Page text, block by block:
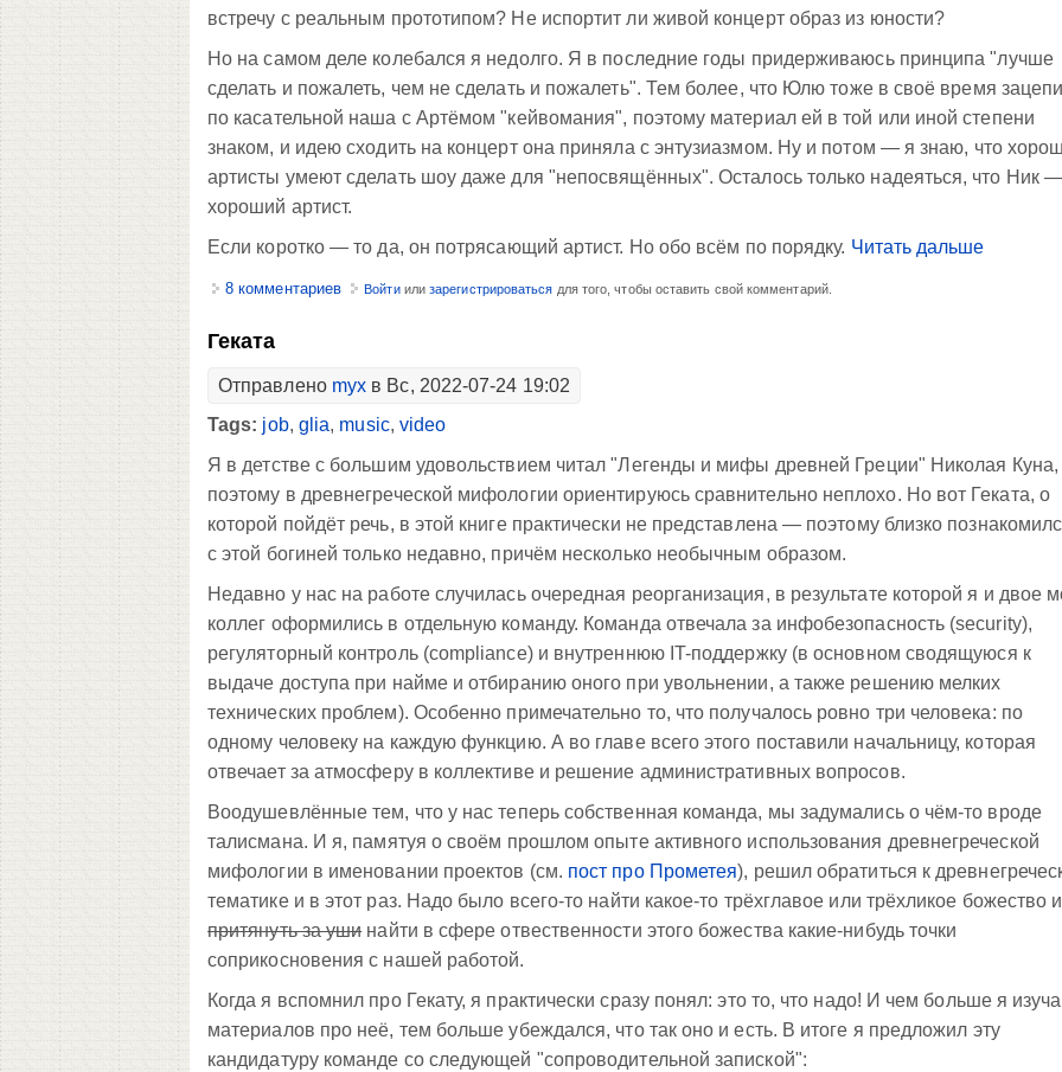
встречу с реальным прототипом? Не испортит ли живой концерт образ из юности?
Но на самом деле колебался я недолго. Я в последние годы придерживаюсь принципа "лучше
сделать и пожалеть, чем не сделать и пожалеть". Тем более, что Юлю тоже в своё время
по касательной наша с Артёмом "кейвомания", поэтому материал ей в той или иной степени
знаком, и идею сходить на концерт она приняла с энтузиазмом. Ну и потом — я знаю, что
артисты умеют сделать шоу даже для "непосвящённых". Осталось только надеяться, что Ник
хороший артист.
Если коротко — то да, он потрясающий артист. Но обо всём по порядку. Читать дальше
8 комментариев Войтиилизарегистрироваться для того, чтобы оставить свой комментарий.
Геката
Отправлено myx в Вс, 2022-07-24 19:02
Tags: job, glia, music, video
Я в детстве с большим удовольствием читал "Легенды и мифы древней Греции" Николая Куна,
поэтому в древнегреческой мифологии ориентируюсь сравнительно неплохо. Но вот Геката, о
которой пойдёт речь, в этой книге практически не представлена — поэтому близко
с этой богиней только недавно, причём несколько необычным образом.
Недавно у нас на работе случилась очередная реорганизация, в результате которой я и двое
коллег оформились в отдельную команду. Команда отвечала за инфобезопасность (security),
регуляторный контроль (compliance) и внутреннюю IT-поддержку (в основном сводящуюся к
выдаче доступа при найме и отбиранию оного при увольнении, а также решению мелких
технических проблем). Особенно примечательно то, что получалось ровно три человека: по
одному человеку на каждую функцию. А во главе всего этого поставили начальницу, которая
отвечает за атмосферу в коллективе и решение административных вопросов.
Воодушевлённые тем, что у нас теперь собственная команда, мы задумались о чём-то вроде
талисмана. И я, памятуя о своём прошлом опыте активного использования древнегреческой
мифологии в именовании проектов (см. пост про Прометея), решил обратиться к
тематике и в этот раз. Надо было всего-то найти какое-то трёхглавое или трёхликое божество и
притянуть за ушинайти в сфере отвественности этого божества какие-нибудь точки
соприкосновения с нашей работой.
Когда я вспомнил про Гекату, я практически сразу понял: это то, что надо! И чем больше я
материалов про неё, тем больше убеждался, что так оно и есть. В итоге я предложил эту
кандидатуру команде со следующей "сопроводительной запиской":